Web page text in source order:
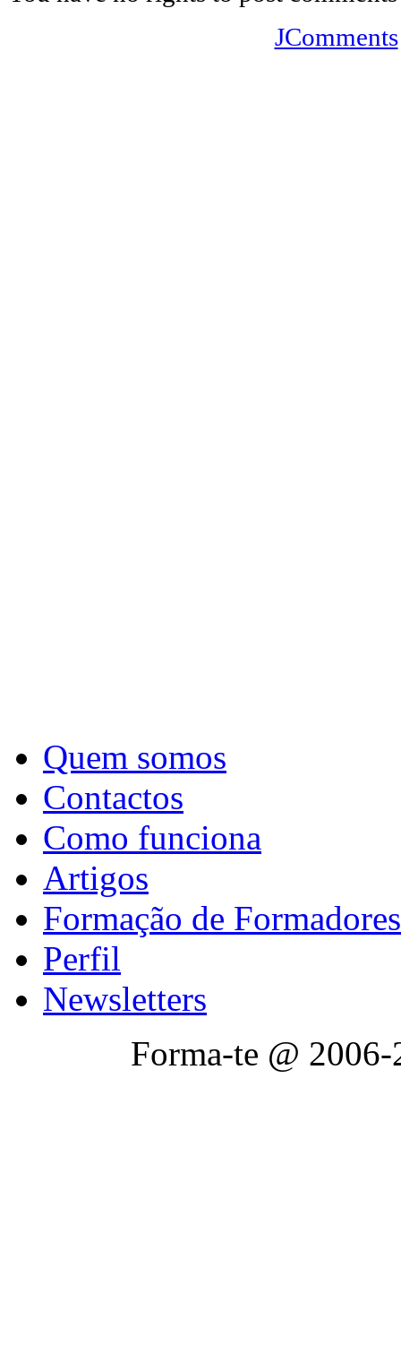
JComments
Quem somos
Contactos
Como funciona
Artigos
Formação de Formadores
Perfil
Newsletters
Forma-te @